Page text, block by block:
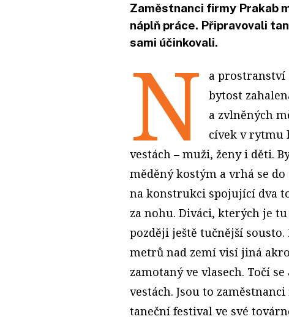
Zaměstnanci firmy Prakab
náplň práce. Připravovali
sami účinkovali.
N
a prostranství
bytost
a zvlněných
cívek v rytmu
vestách – muži, ženy i děti.
měděný kostým a vrhá se
na konstrukci spojující dva
za nohu. Diváci, kterých je
později ještě tučnější
metrů nad zemí visí jiná
zamotaný ve vlasech. Točí
vestách. Jsou to
taneční festival ve své